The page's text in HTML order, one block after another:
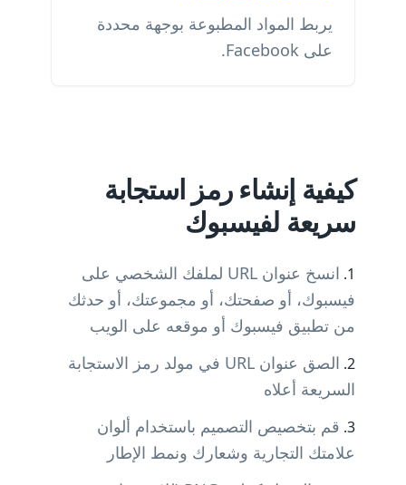
يربط المواد المطبوعة بوجهة محددة
على Facebook.
كيفية إنشاء رمز استجابة
سريعة لفيسبوك
انسخ عنوان URL لملفك الشخصي على
فيسبوك، أو صفحتك، أو مجموعتك، أو حدثك
من تطبيق فيسبوك أو موقعه على الويب
الصق عنوان URL في مولد رمز الاستجابة
السريعة أعلاه
قم بتخصيص التصميم باستخدام ألوان
علامتك التجارية وشعارك ونمط الإطار